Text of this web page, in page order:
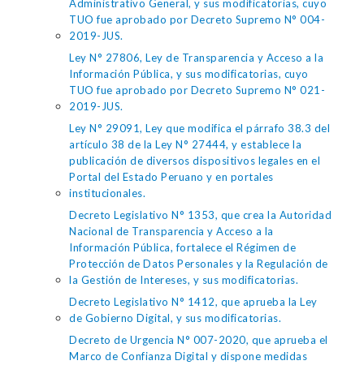
Administrativo General, y sus modificatorias, cuyo
TUO fue aprobado por Decreto Supremo N° 004-
2019-JUS.
Ley N° 27806, Ley de Transparencia y Acceso a la
Información Pública, y sus modificatorias, cuyo
TUO fue aprobado por Decreto Supremo N° 021-
2019-JUS.
Ley N° 29091, Ley que modifica el párrafo 38.3 del
artículo 38 de la Ley N° 27444, y establece la
publicación de diversos dispositivos legales en el
Portal del Estado Peruano y en portales
institucionales.
Decreto Legislativo N° 1353, que crea la Autoridad
Nacional de Transparencia y Acceso a la
Información Pública, fortalece el Régimen de
Protección de Datos Personales y la Regulación de
la Gestión de Intereses, y sus modificatorias.
Decreto Legislativo N° 1412, que aprueba la Ley
de Gobierno Digital, y sus modificatorias.
Decreto de Urgencia N° 007-2020, que aprueba el
Marco de Confianza Digital y dispone medidas